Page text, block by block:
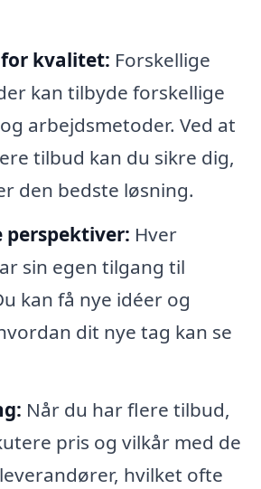
kvalitet: Forskellige
kan tilbyde forskellige
arbejdsmetoder. Ved at
tilbud kan du sikre dig,
den bedste løsning.
perspektiver: Hver
sin egen tilgang til
kan få nye idéer og
dit nye tag kan se
Når du har flere tilbud,
pris og vilkår med de
hvilket ofte